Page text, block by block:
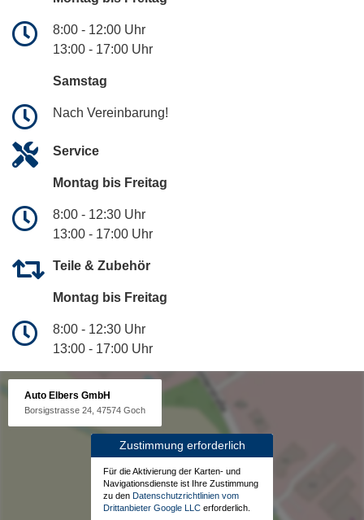
8:00 - 12:00 Uhr
13:00 - 17:00 Uhr
Samstag
Nach Vereinbarung!
Service
Montag bis Freitag
8:00 - 12:30 Uhr
13:00 - 17:00 Uhr
Teile & Zubehör
Montag bis Freitag
8:00 - 12:30 Uhr
13:00 - 17:00 Uhr
Auto Elbers GmbH
Borsigstrasse 24, 47574 Goch
Zustimmung erforderlich
Für die Aktivierung der Karten- und
Navigationsdienste ist Ihre Zustimmung
zu den Datenschutzrichtlinien vom
Drittanbieter Google LLC erforderlich.